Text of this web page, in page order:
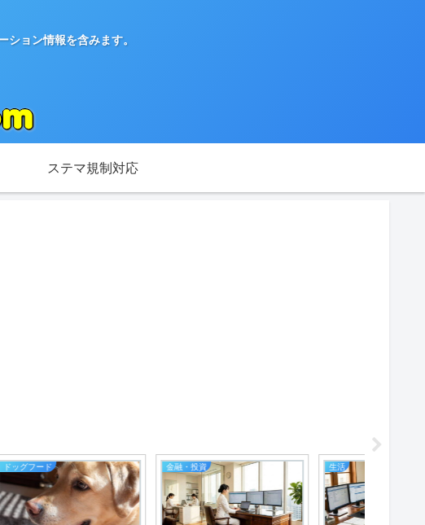
ョン情報を含みます。
ステマ規制対応
FX